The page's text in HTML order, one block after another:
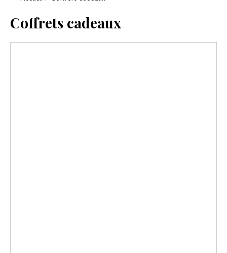
Coffrets cadeaux